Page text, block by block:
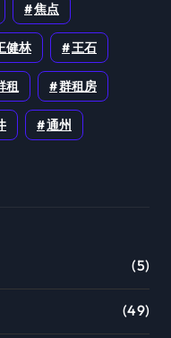
焦点
健林 王石
租 群租房
通州
(5)
(49)